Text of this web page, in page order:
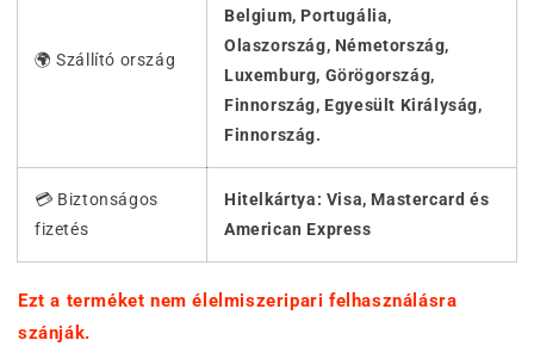
🌍 Szállító ország
Belgium, Portugália,
Olaszország, Németország,
Luxemburg, Görögország,
Finnország, Egyesült Királyság,
Finnország.
💳 Biztonságos
fizetés
Hitelkártya: Visa, Mastercard és
American Express
Ezt a terméket nem élelmiszeripari felhasználásra
szánják.